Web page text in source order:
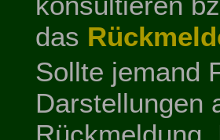
das
Sollte jemand
Darstellungen